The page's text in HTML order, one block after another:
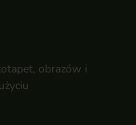
obrazów i